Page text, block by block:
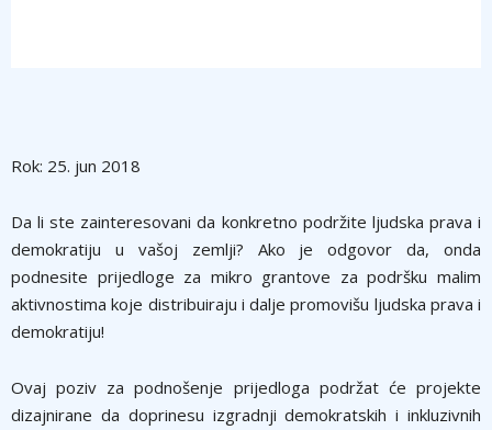
Rok: 25. jun 2018
Da li ste zainteresovani da konkretno podržite ljudska prava i
demokratiju u vašoj zemlji? Ako je odgovor da, onda
podnesite prijedloge za mikro grantove za podršku malim
aktivnostima koje distribuiraju i dalje promovišu ljudska prava i
demokratiju!
Ovaj poziv za podnošenje prijedloga podržat će projekte
dizajnirane da doprinesu izgradnji demokratskih i inkluzivnih